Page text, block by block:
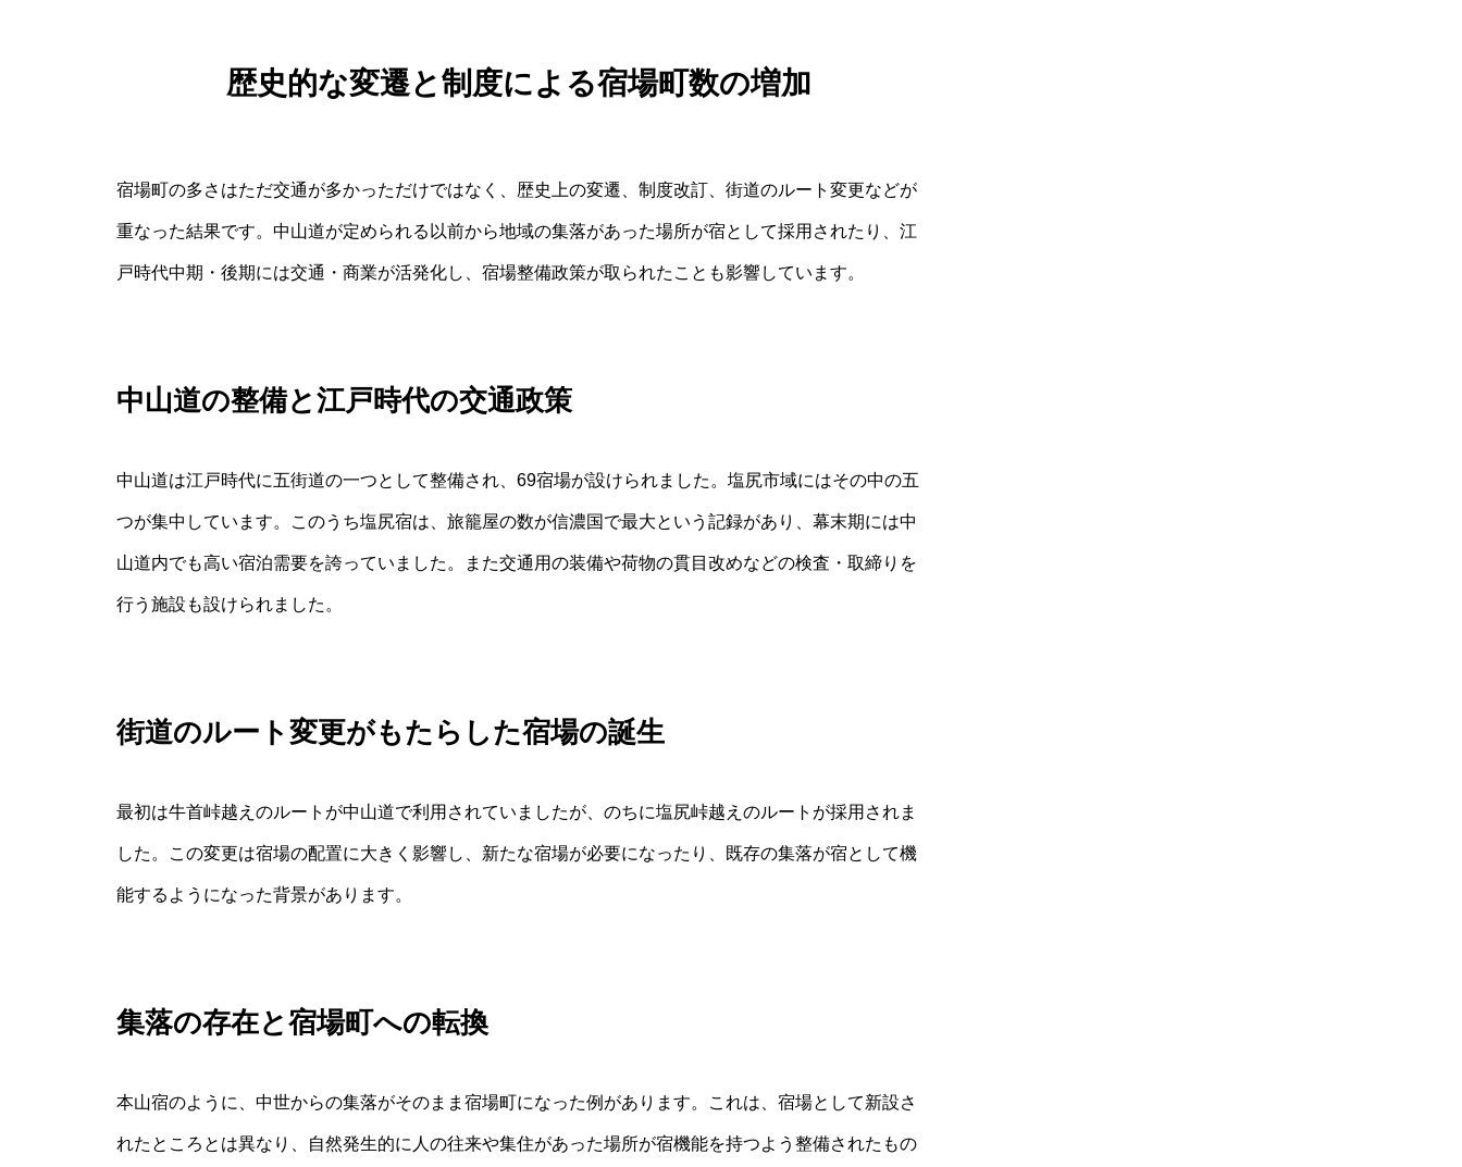
歴史的な変遷と制度による宿場町数の増加
宿場町の多さはただ交通が多かっただけではなく、歴史上の変遷、制度改訂、街道のルート変更などが
重なった結果です。中山道が定められる以前から地域の集落があった場所が宿として採用されたり、江
戸時代中期・後期には交通・商業が活発化し、宿場整備政策が取られたことも影響しています。
中山道の整備と江戸時代の交通政策
中山道は江戸時代に五街道の一つとして整備され、69宿場が設けられました。塩尻市域にはその中の五
つが集中しています。このうち塩尻宿は、旅籠屋の数が信濃国で最大という記録があり、幕末期には中
山道内でも高い宿泊需要を誇っていました。また交通用の装備や荷物の貫目改めなどの検査・取締りを
行う施設も設けられました。
街道のルート変更がもたらした宿場の誕生
最初は牛首峠越えのルートが中山道で利用されていましたが、のちに塩尻峠越えのルートが採用されま
した。この変更は宿場の配置に大きく影響し、新たな宿場が必要になったり、既存の集落が宿として機
能するようになった背景があります。
集落の存在と宿場町への転換
本山宿のように、中世からの集落がそのまま宿場町になった例があります。これは、宿場として新設さ
れたところとは異なり、自然発生的に人の往来や集住があった場所が宿機能を持つよう整備されたもの